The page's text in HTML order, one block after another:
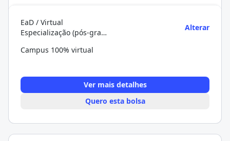
EaD / Virtual
Especialização (pós-graduação)
Alterar
Campus 100% virtual
Ver mais detalhes
Quero esta bolsa